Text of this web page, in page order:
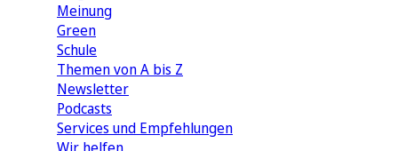
Meinung
Green
Schule
Themen von A bis Z
Newsletter
Podcasts
Services und Empfehlungen